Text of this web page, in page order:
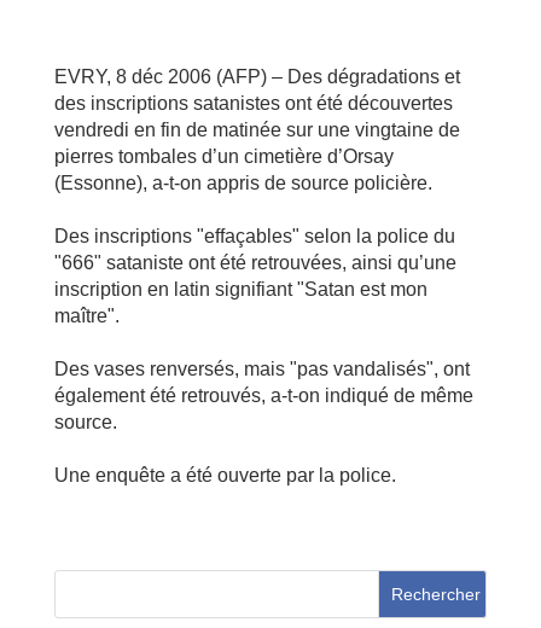
EVRY, 8 déc 2006 (AFP) – Des dégradations et
des inscriptions satanistes ont été découvertes
vendredi en fin de matinée sur une vingtaine de
pierres tombales d’un cimetière d’Orsay
(Essonne), a-t-on appris de source policière.
Des inscriptions "effaçables" selon la police du
"666" sataniste ont été retrouvées, ainsi qu’une
inscription en latin signifiant "Satan est mon
maître".
Des vases renversés, mais "pas vandalisés", ont
également été retrouvés, a-t-on indiqué de même
source.
Une enquête a été ouverte par la police.